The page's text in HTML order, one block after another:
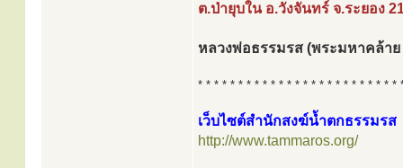
ต.ป่ายุบใน อ.วังจันทร์ จ.ระยอง
หลวงพ่อธรรมรส (พระมหาคล้า
* * * * * * * * * * * * * * * * * * * * * * * * *
เว็บไซต์สำนักสงฆ์น้ำตกธรรมรส
http://www.tammaros.org/